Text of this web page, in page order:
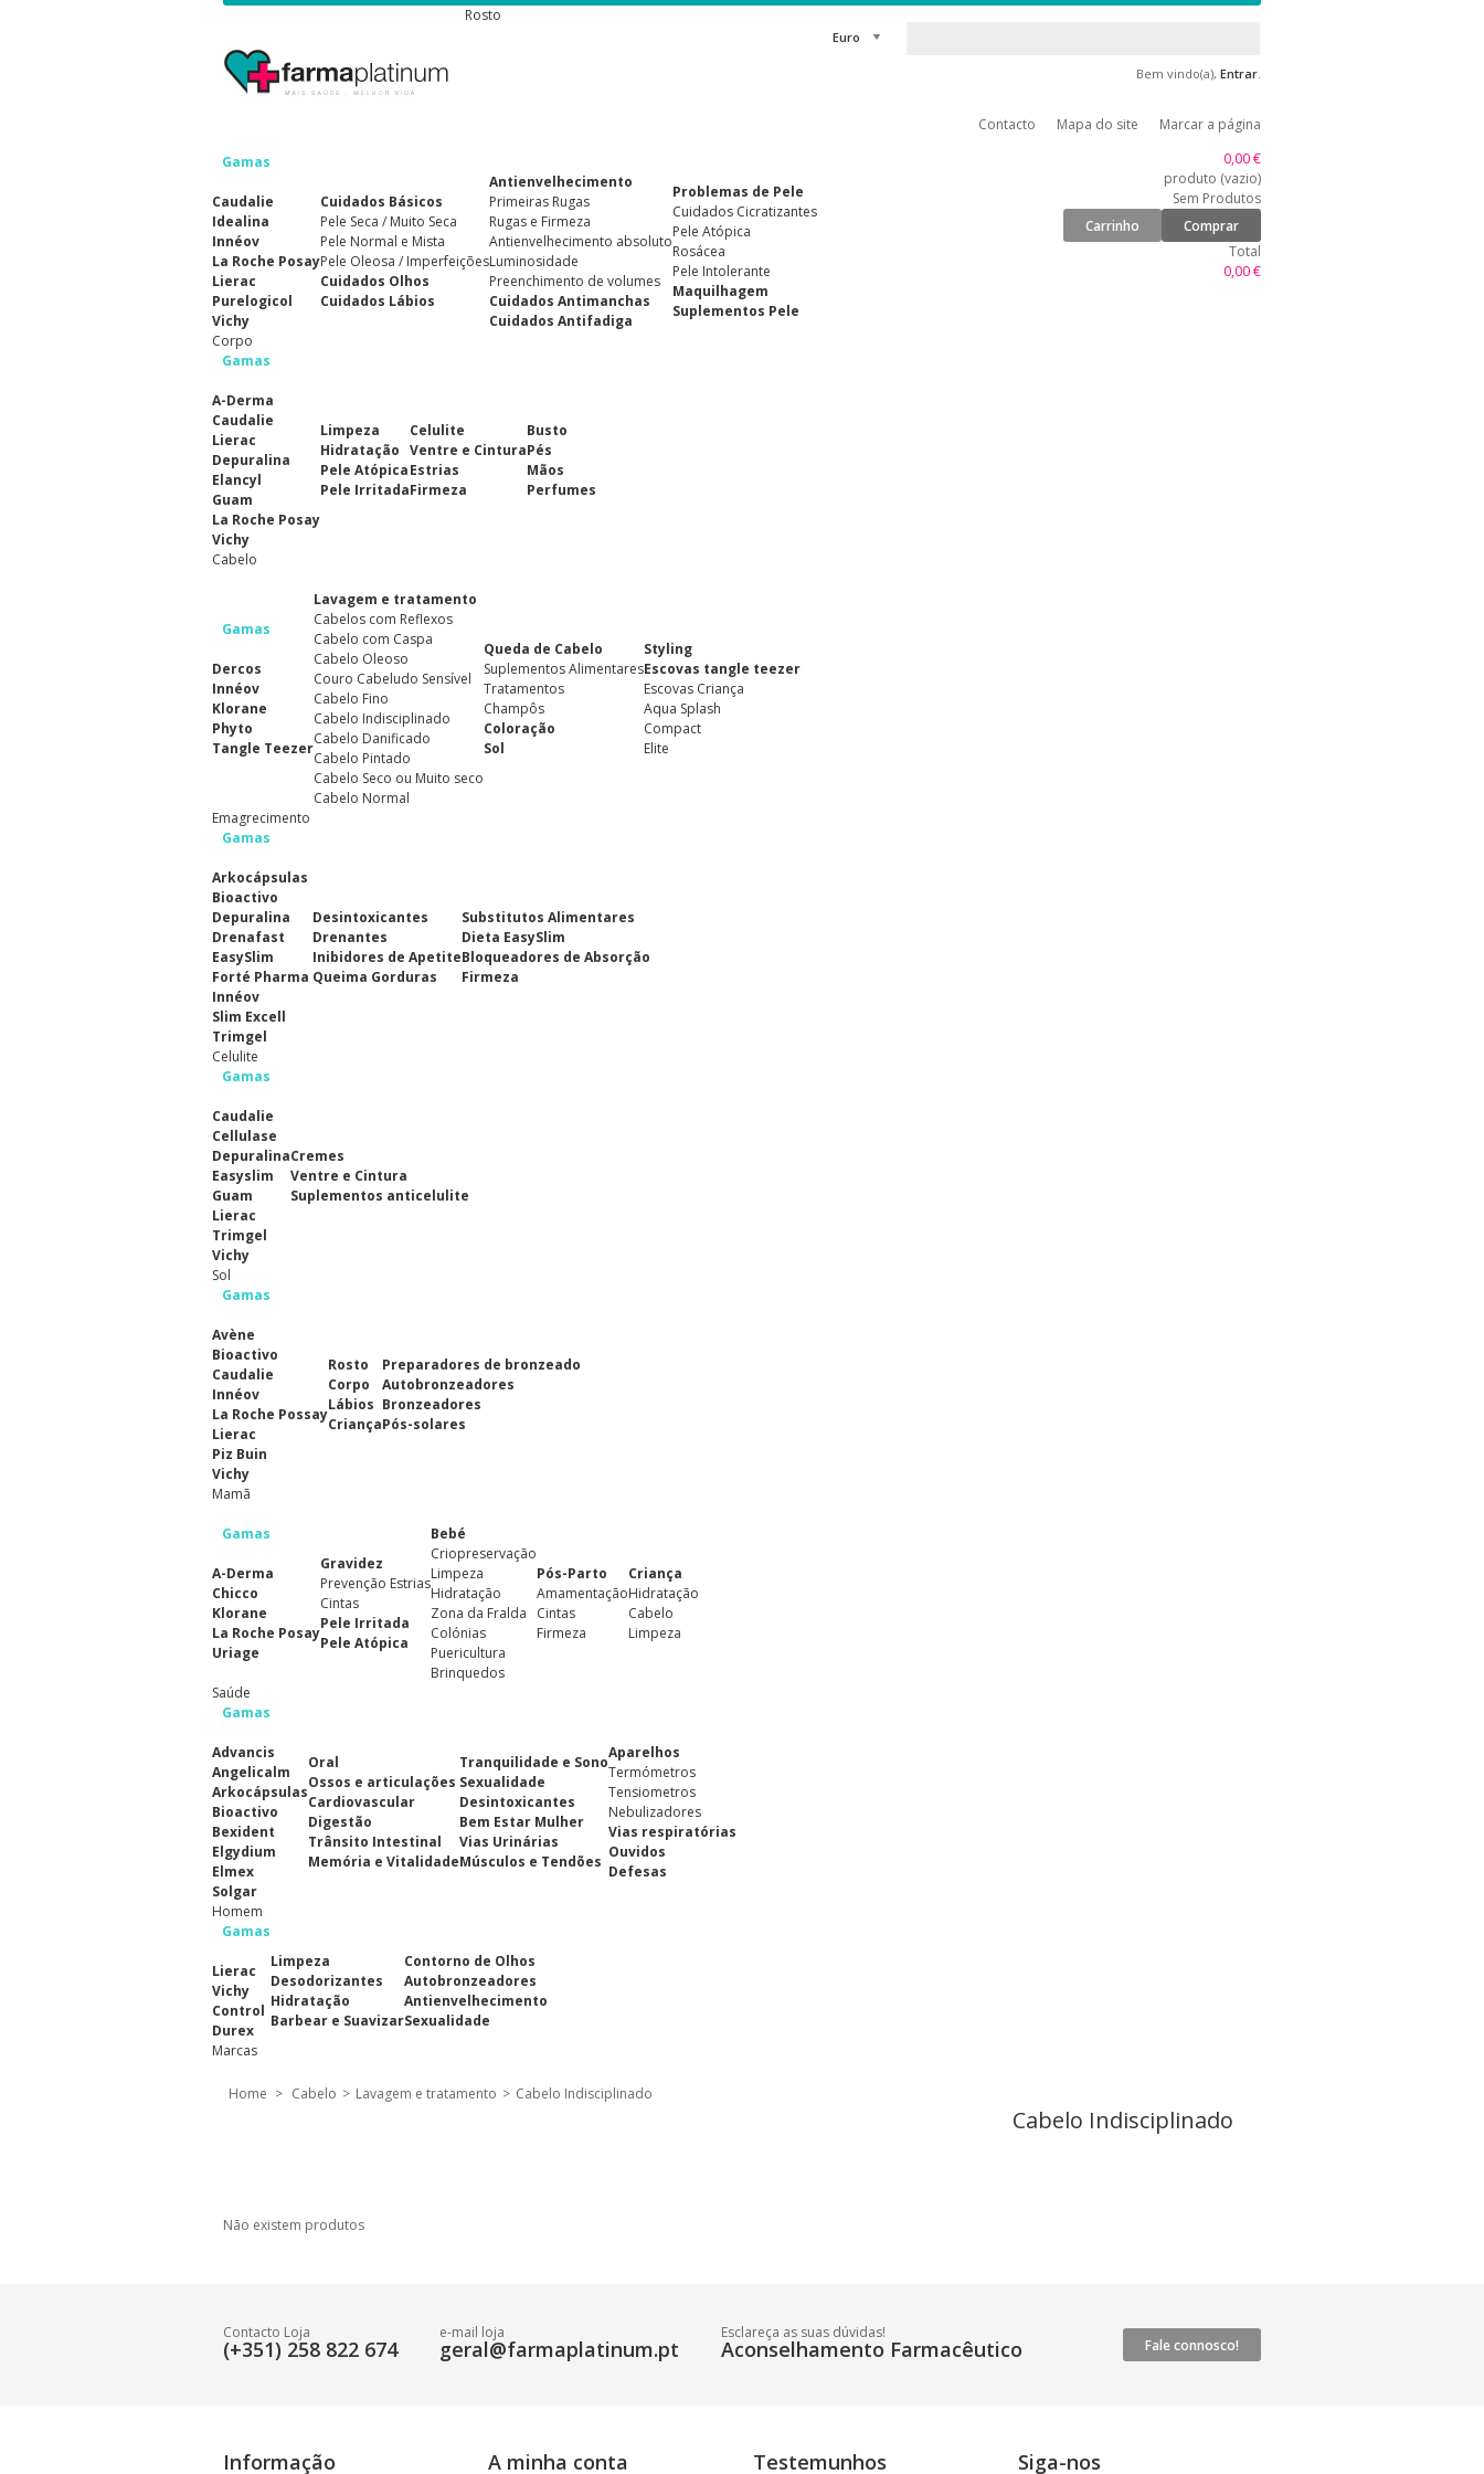
Euro
Bem vindo(a), Entrar.
Contacto Mapa do site
Marcar a página
0,00 €
produto (vazio)
Sem Produtos
Carrinho
Comprar
Total
0,00 €
Rosto
Gamas
Caudalie
Idealina
Innéov
La Roche Posay
Lierac
Purelogicol
Vichy
Cuidados Básicos
Pele Seca / Muito Seca
Pele Normal e Mista
Pele Oleosa / Imperfeições
Cuidados Olhos
Cuidados Lábios
Antienvelhecimento
Primeiras Rugas
Rugas e Firmeza
Antienvelhecimento absoluto
Luminosidade
Preenchimento de volumes
Cuidados Antimanchas
Cuidados Antifadiga
Problemas de Pele
Cuidados Cicratizantes
Pele Atópica
Rosácea
Pele Intolerante
Maquilhagem
Suplementos Pele
Corpo
Gamas
A-Derma
Caudalie
Lierac
Depuralina
Elancyl
Guam
La Roche Posay
Vichy
Limpeza
Hidratação
Pele Atópica
Pele Irritada
Celulite
Ventre e Cintura
Estrias
Firmeza
Busto
Pés
Mãos
Perfumes
Cabelo
Gamas
Dercos
Innéov
Klorane
Phyto
Tangle Teezer
Lavagem e tratamento
Cabelos com Reflexos
Cabelo com Caspa
Cabelo Oleoso
Couro Cabeludo Sensível
Cabelo Fino
Cabelo Indisciplinado
Cabelo Danificado
Cabelo Pintado
Cabelo Seco ou Muito seco
Cabelo Normal
Queda de Cabelo
Suplementos Alimentares
Tratamentos
Champôs
Coloração
Sol
Styling
Escovas tangle teezer
Escovas Criança
Aqua Splash
Compact
Elite
Emagrecimento
Gamas
Arkocápsulas
Bioactivo
Depuralina
Drenafast
EasySlim
Forté Pharma
Innéov
Slim Excell
Trimgel
Desintoxicantes
Drenantes
Inibidores de Apetite
Queima Gorduras
Substitutos Alimentares
Dieta EasySlim
Bloqueadores de Absorção
Firmeza
Celulite
Gamas
Caudalie
Cellulase
Depuralina
Easyslim
Guam
Lierac
Trimgel
Vichy
Cremes
Ventre e Cintura
Suplementos anticelulite
Sol
Gamas
Avène
Bioactivo
Caudalie
Innéov
La Roche Possay
Lierac
Piz Buin
Vichy
Rosto
Corpo
Lábios
Criança
Preparadores de bronzeado
Autobronzeadores
Bronzeadores
Pós-solares
Mamã
Gamas
A-Derma
Chicco
Klorane
La Roche Posay
Uriage
Gravidez
Prevenção Estrias
Cintas
Pele Irritada
Pele Atópica
Bebé
Criopreservação
Limpeza
Hidratação
Zona da Fralda
Colónias
Puericultura
Brinquedos
Pós-Parto
Amamentação
Cintas
Firmeza
Criança
Hidratação
Cabelo
Limpeza
Saúde
Gamas
Advancis
Angelicalm
Arkocápsulas
Bioactivo
Bexident
Elgydium
Elmex
Solgar
Oral
Ossos e articulações
Cardiovascular
Digestão
Trânsito Intestinal
Memória e Vitalidade
Tranquilidade e Sono
Sexualidade
Desintoxicantes
Bem Estar Mulher
Vias Urinárias
Músculos e Tendões
Aparelhos
Termómetros
Tensiometros
Nebulizadores
Vias respiratórias
Ouvidos
Defesas
Homem
Gamas
Lierac
Vichy
Control
Durex
Limpeza
Desodorizantes
Hidratação
Barbear e Suavizar
Contorno de Olhos
Autobronzeadores
Antienvelhecimento
Sexualidade
Marcas
Home > Cabelo > Lavagem e tratamento > Cabelo Indisciplinado
Cabelo Indisciplinado
Não existem produtos
Fale connosco!
Contacto Loja
(+351) 258 822 674
e-mail loja
geral@farmaplatinum.pt
Esclareça as suas dúvidas!
Aconselhamento Farmacêutico
Informação A minha conta Testemunhos Siga-nos